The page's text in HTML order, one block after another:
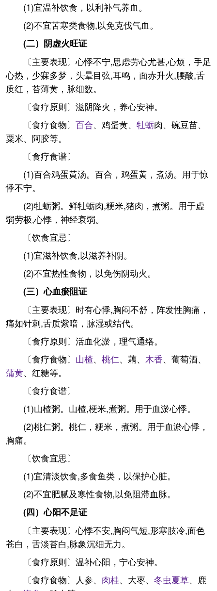
(1)宜温补饮食，以利补气养血。
(2)不宜苦寒类食物,以免克伐气血。
(二）阴虚火旺证
〔主要表现〕心悸不宁,思虑劳心尤甚,心烦，手足
心热，少寐多梦，头晕目弦,耳鸣，面赤升火,腰酸,舌
质红，苔薄黄，脉细数。
〔食疗原则〕滋阴降火，养心安神。
〔食疗食物〕 百合、鸡蛋黄、 牡蛎肉、碗豆苗、
粟米、阿胶等。
〔食疗食谱〕
(1)百合鸡蛋黄汤。百合，鸡蛋黄，煮汤。用于惊
悸不宁。
(2)牡蛎粥。鲜牡蛎肉,粳米,猪肉，煮粥。用于虚
弱劳极,心悸，神经衰弱。
〔饮食宜忌〕
(1)宜滋补饮食,以滋养补阴。
(2)不宜热性食物，以免伤阴动火。
(三）心血瘀阻证
〔主要表现〕时有心悸,胸闷不舒，阵发性胸痛，
痛如针刺,舌质紫暗，脉湿或结代。
〔食疗原则〕活血化淤，理气通络。
〔食疗食物〕 山楂、 桃仁、藕、 木香、葡萄酒、
蒲黄、红糖等。
〔食疗食谱〕
(1)山楂粥。山楂,梗米,煮粥。用于血淤心悸。
(2)桃仁粥。桃仁，粳米，煮粥。用于血淤心悸，
胸痛。
〔饮食宜思〕
(1)宜清淡饮食,多食鱼类，以保护心脏。
(2)不宜肥腻及寒性食物,以免阻滞血脉。
(四）心阳不足证
〔主要表现〕心悸不安,胸闷气短,形寒肢冷,面色
苍白，舌淡苔白,脉象沉细无力。
〔食疗原则〕温补心阳，宁心安神。
〔食疗食物〕人参、 肉桂、大枣、 冬虫夏草、鹿